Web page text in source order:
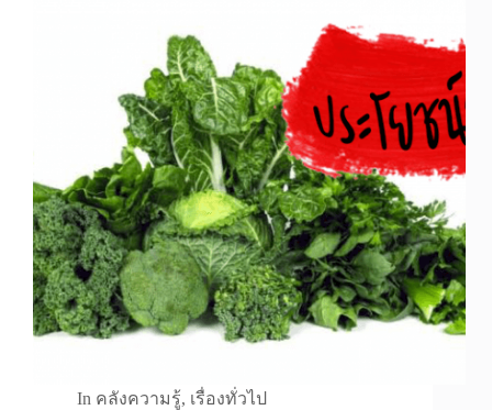
In คลังความรู้, เรื่องทั่วไป